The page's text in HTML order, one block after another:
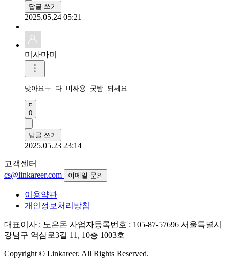
답글 쓰기
2025.05.24 05:21
미사마미
맞아요ㅠ 다 비싸용 굿밤 되세요
0
답글 쓰기
2025.05.23 23:14
고객센터
cs@linkareer.com
이메일 문의
이용약관
개인정보처리방침
대표이사 : 노은돈 사업자등록번호 : 105-87-57696 서울특별시
강남구 역삼로3길 11, 10층 1003호
Copyright © Linkareer. All Rights Reserved.